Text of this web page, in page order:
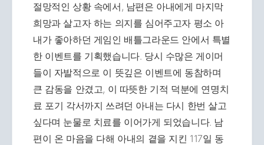
절망적인 상황 속에서, 남편은 아내에게 마지막
희망과 살고자 하는 의지를 심어주고자 평소 아
내가 좋아하던 게임인 배틀그라운드 안에서 특별
한 이벤트를 기획했습니다. 당시 수많은 게이머
들이 자발적으로 이 뜻깊은 이벤트에 동참하며
큰 감동을 안겼고, 이 따뜻한 기적 덕분에 연명치
료 포기 각서까지 쓰려던 아내는 다시 한번 살고
싶다며 눈물로 치료를 이어가게 되었습니다. 남
편이 온 마음을 다해 아내의 곁을 지킨 117일 동